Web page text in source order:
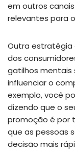
em outros
relevantes para
Outra estratégia
dos
gatilhos mentais
influenciar o
exemplo, você
dizendo que o
promoção é por
que as pessoas
decisão mais